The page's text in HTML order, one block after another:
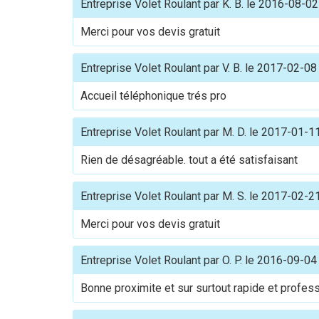
Entreprise Volet Roulant par K. B. le 2016-08-02
Merci pour vos devis gratuit
Entreprise Volet Roulant par V. B. le 2017-02-08
Accueil téléphonique trés pro
Entreprise Volet Roulant par M. D. le 2017-01-11
Rien de désagréable. tout a été satisfaisant
Entreprise Volet Roulant par M. S. le 2017-02-21
Merci pour vos devis gratuit
Entreprise Volet Roulant par O. P. le 2016-09-04
Bonne proximite et sur surtout rapide et